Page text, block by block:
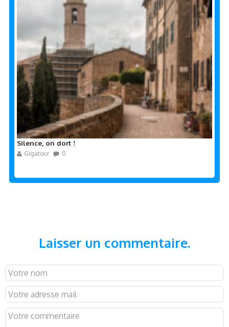
Silence, on dort !
Gigatour 0
Laisser un commentaire.